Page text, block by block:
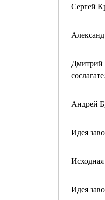
Сергей
Дмитрий
Андрей
Идея
Идея